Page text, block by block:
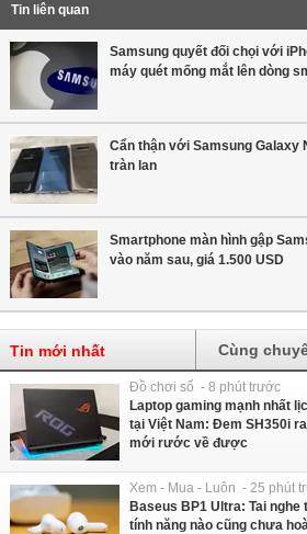
Tin liên quan
Samsung quyết đối chọi với
máy quét mống mắt lên dòng
Cẩn thận với Samsung Galaxy
tràn lan
Smartphone màn hình gập
vào năm sau, giá 1.500 USD
Tin mới nhất Cùng
Đồ chơi số - 8 phút trước
Laptop gaming mạnh nhất
tại Việt Nam: Đem SH350i
mới rước về được
Xem - Mua - Luôn - 25 phút
Baseus BP1 Ultra: Tai
tính năng nào cũng chưa